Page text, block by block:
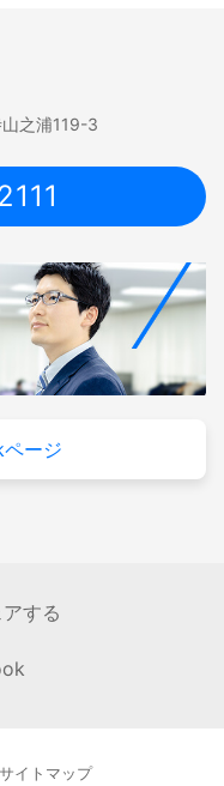
之浦119-3
ージ
する
サイトマップ